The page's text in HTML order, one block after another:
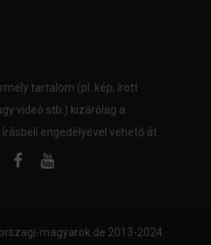
tartalom (pl. kép, írott
videó stb.) kizárólag a
engedélyével vehető át.
magyarok.de 2013-2024.